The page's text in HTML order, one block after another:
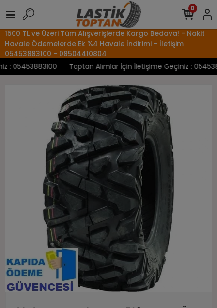
1500 TL ve Üzeri Tüm Alışverişlerde Kargo Bedava! - Nakit
Havale Ödemelerde Ek %4 Havale İndirimi - İletişim
05453883100 - 08504410804
05453883100
Toptan Alımlar İçin İletişime Geçiniz :
0